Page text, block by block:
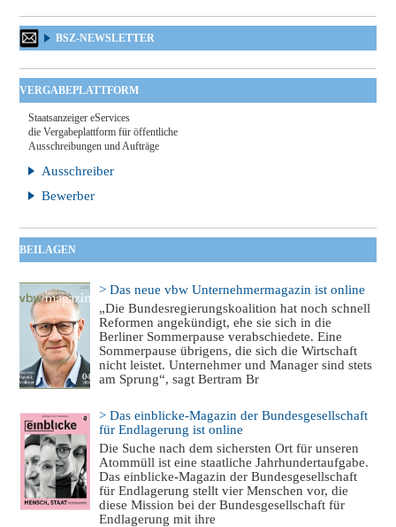
BSZ-NEWSLETTER
VERGABEPLATTFORM
Staatsanzeiger eServices
die Vergabeplattform für öffentliche
Ausschreibungen und Aufträge
Ausschreiber
Bewerber
BEILAGEN
> Das neue vbw Unternehmermagazin ist online
„Die Bundesregierungskoalition hat noch schnell
Reformen angekündigt, ehe sie sich in die
Berliner Sommerpause verabschiedete. Eine
Sommerpause übrigens, die sich die Wirtschaft
nicht leistet. Unternehmer und Manager sind stets
am Sprung“, sagt Bertram Br
> Das einblicke-Magazin der Bundesgesellschaft
für Endlagerung ist online
Die Suche nach dem sichersten Ort für unseren
Atommüll ist eine staatliche Jahrhundertaufgabe.
Das einblicke-Magazin der Bundesgesellschaft
für Endlagerung stellt vier Menschen vor, die
diese Mission bei der Bundesgesellschaft für
Endlagerung mit ihre